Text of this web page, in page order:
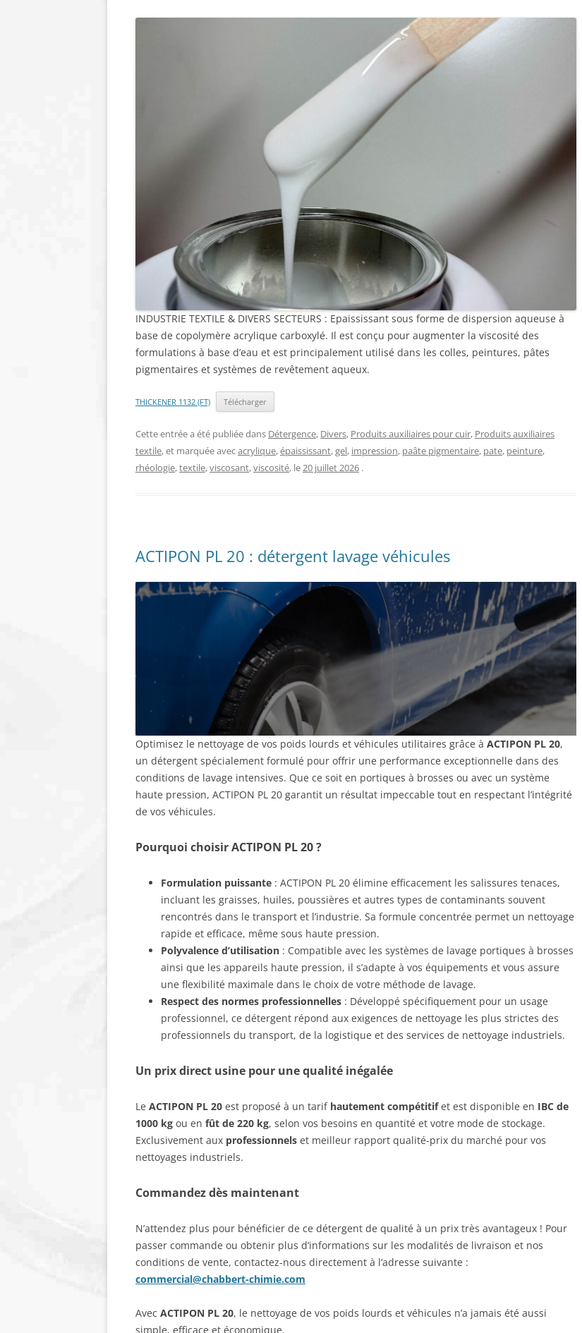
INDUSTRIE TEXTILE & DIVERS SECTEURS : Epaississant sous forme de dispersion aqueuse à
base de copolymère acrylique carboxylé. Il est conçu pour augmenter la viscosité des
formulations à base d’eau et est principalement utilisé dans les colles, peintures, pâtes
pigmentaires et systèmes de revêtement aqueux.
THICKENER 1132 (FT) Télécharger
Cette entrée a été publiée dans Détergence, Divers, Produits auxiliaires pour cuir, Produits auxiliaires
textile, et marquée avecacrylique,épaississant,gel, impression, paâte pigmentaire, pate, peinture,
rhéologie,textile,viscosant,viscosité, le20 juillet 2026 .
ACTIPON PL 20 : détergent lavage véhicules
Optimisez le nettoyage de vos poids lourds et véhicules utilitaires grâce à ACTIPON PL 20,
un détergent spécialement formulé pour offrir une performance exceptionnelle dans des
conditions de lavage intensives. Que ce soit en portiques à brosses ou avec un système
haute pression, ACTIPON PL 20 garantit un résultat impeccable tout en respectant l’intégrité
de vos véhicules.
Pourquoi choisir ACTIPON PL 20 ?
Formulation puissante : ACTIPON PL 20 élimine efficacement les salissures tenaces,
incluant les graisses, huiles, poussières et autres types de contaminants souvent
rencontrés dans le transport et l’industrie. Sa formule concentrée permet un nettoyage
rapide et efficace, même sous haute pression.
Polyvalence d’utilisation : Compatible avec les systèmes de lavage portiques à brosses
ainsi que les appareils haute pression, il s’adapte à vos équipements et vous assure
une flexibilité maximale dans le choix de votre méthode de lavage.
Respect des normes professionnelles : Développé spécifiquement pour un usage
professionnel, ce détergent répond aux exigences de nettoyage les plus strictes des
professionnels du transport, de la logistique et des services de nettoyage industriels.
Un prix direct usine pour une qualité inégalée
Le ACTIPON PL 20 est proposé à un tarif hautement compétitifet est disponible en IBC de
1000 kg ou en fût de 220 kg, selon vos besoins en quantité et votre mode de stockage.
Exclusivement aux professionnels et meilleur rapport qualité-prix du marché pour vos
nettoyages industriels.
Commandez dès maintenant
N’attendez plus pour bénéficier de ce détergent de qualité à un prix très avantageux ! Pour
passer commande ou obtenir plus d’informations sur les modalités de livraison et nos
conditions de vente, contactez-nous directement à l’adresse suivante :
commercial@chabbert-chimie.com
Avec ACTIPON PL 20, le nettoyage de vos poids lourds et véhicules n’a jamais été aussi
simple, efficace et économique.